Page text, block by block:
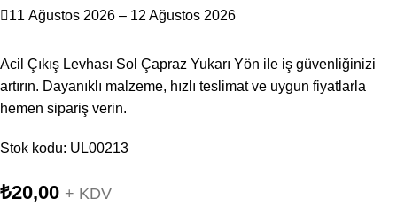
11 Ağustos 2026 – 12 Ağustos 2026
Acil Çıkış Levhası Sol Çapraz Yukarı Yön ile iş güvenliğinizi
artırın. Dayanıklı malzeme, hızlı teslimat ve uygun fiyatlarla
hemen sipariş verin.
Stok kodu: UL00213
₺20,00 + KDV